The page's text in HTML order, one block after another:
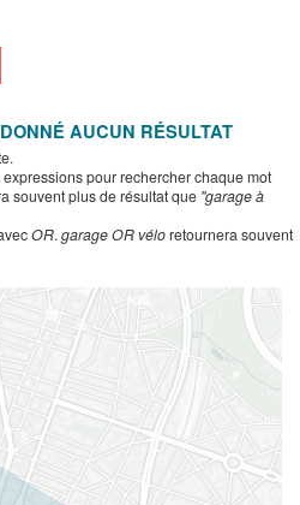
AUCUN RÉSULTAT
pour rechercher chaque mot
souvent plus de résultat que "garage à
OR. garage OR véloretournera souvent